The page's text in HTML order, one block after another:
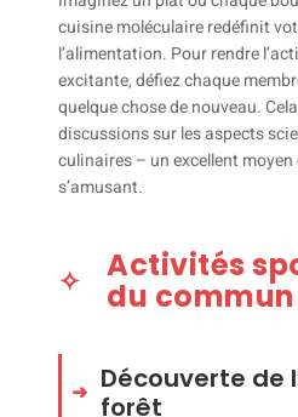
cuisine moléculaire redéfinit
l’alimentation. Pour rendre
excitante, défiez chaque
quelque chose de nouveau.
discussions sur les aspects
culinaires – un excellent moyen
s’amusant.
Activités
du commun
Découverte de
forêt